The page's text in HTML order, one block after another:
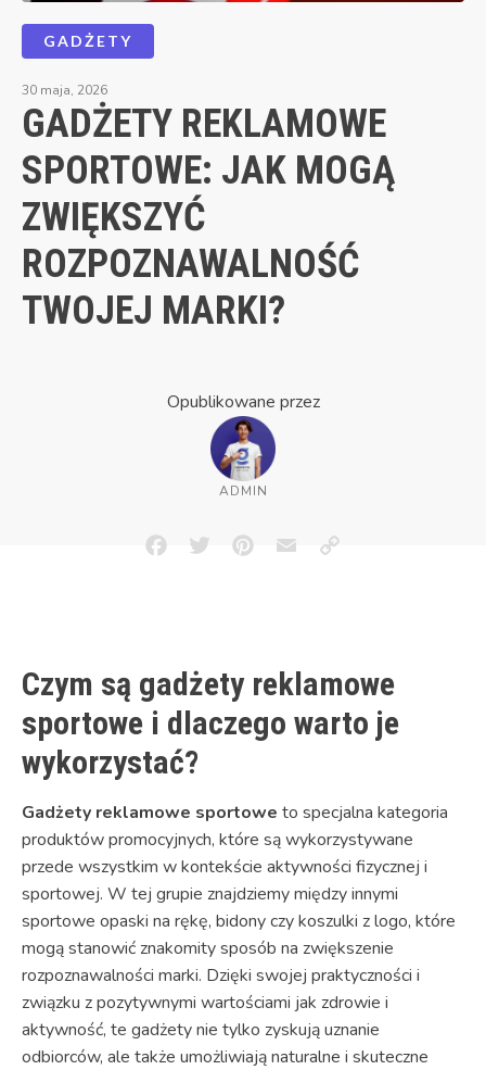
GADŻETY
30 maja, 2026
GADŻETY REKLAMOWE
SPORTOWE: JAK MOGĄ
ZWIĘKSZYĆ
ROZPOZNAWALNOŚĆ
TWOJEJ MARKI?
Opublikowane przez
ADMIN
FacebookTwitterPinterestEmailCopy
Czym są gadżety reklamowe
sportowe i dlaczego warto je
wykorzystać?
Gadżety reklamowe sportowe to specjalna kategoria
produktów promocyjnych, które są wykorzystywane
przede wszystkim w kontekście aktywności fizycznej i
sportowej. W tej grupie znajdziemy między innymi
sportowe opaski na rękę, bidony czy koszulki z logo, które
mogą stanowić znakomity sposób na zwiększenie
rozpoznawalności marki. Dzięki swojej praktyczności i
związku z pozytywnymi wartościami jak zdrowie i
aktywność, te gadżety nie tylko zyskują uznanie
odbiorców, ale także umożliwiają naturalne i skuteczne